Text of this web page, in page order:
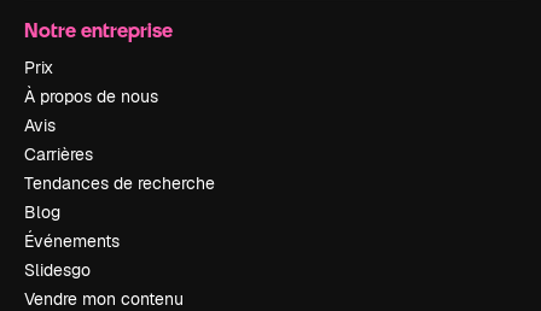
Notre entreprise
Prix
À propos de nous
Avis
Carrières
Tendances de recherche
Blog
Événements
Slidesgo
Vendre mon contenu